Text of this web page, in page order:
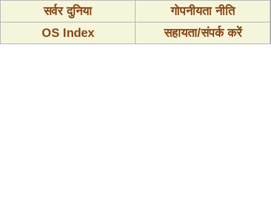
सर्वर दुनिया
गोपनीयता नीति
OS Index
सहायता/संपर्क करें